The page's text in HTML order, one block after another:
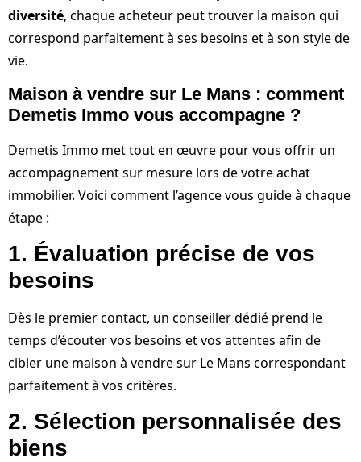
diversité, chaque acheteur peut trouver la maison qui
correspond parfaitement à ses besoins et à son style de
vie.
Maison à vendre sur Le Mans : comment
Demetis Immo vous accompagne ?
Demetis Immo met tout en œuvre pour vous offrir un
accompagnement sur mesure lors de votre achat
immobilier. Voici comment l’agence vous guide à chaque
étape :
1. Évaluation précise de vos
besoins
Dès le premier contact, un conseiller dédié prend le
temps d’écouter vos besoins et vos attentes afin de
cibler une maison à vendre sur Le Mans correspondant
parfaitement à vos critères.
2. Sélection personnalisée des
biens